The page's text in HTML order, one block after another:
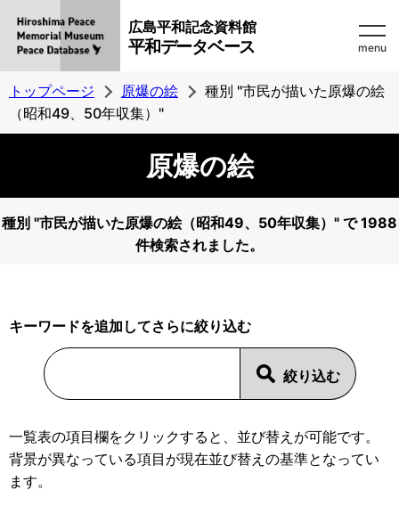
広島平和記念資料館
平和データベース menu
トップページ 原爆の絵
種別 "市民が描いた原爆の絵
（昭和49、50年収集）"
原爆の絵
種別 "市民が描いた原爆の絵（昭和49、50年収集）" で 1988
件検索されました。
キーワードを追加してさらに絞り込む
一覧表の項目欄をクリックすると、並び替えが可能です。
背景が異なっている項目が現在並び替えの基準となってい
ます。